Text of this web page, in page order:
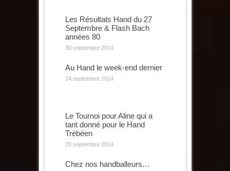
Les Résultats Hand du 27
Septembre & Flash Bach
années 80
30 septembre 2014
Au Hand le week-end dernier
24 septembre 2014
Le Tournoi pour Aline qui a
tant donné pour le Hand
Trébéen
20 septembre 2014
Chez nos handballeurs…